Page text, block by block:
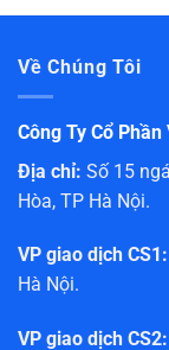
Về Chúng Tôi
Công Ty Cổ
Địa chỉ: Số 15
Hòa, TP Hà Nội.
VP giao dịch CS1:
Hà Nội.
VP giao dịch CS2: